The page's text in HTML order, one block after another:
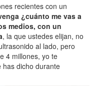
recientes con un
¿cuánto me vas a
medios, con un
, la que ustedes elijan, no
al lado, pero
4 millones, yo te
has dicho durante